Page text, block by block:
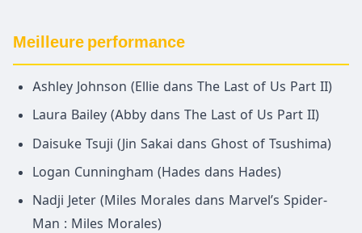
Meilleure performance
Ashley Johnson (Ellie dans The Last of Us Part II)
Laura Bailey (Abby dans The Last of Us Part II)
Daisuke Tsuji (Jin Sakai dans Ghost of Tsushima)
Logan Cunningham (Hades dans Hades)
Nadji Jeter (Miles Morales dans Marvel’s Spider-
Man : Miles Morales)